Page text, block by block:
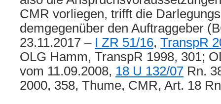
CMR vorliegen, trifft die
demgegenüber den Auftraggeber
23.11.2017 – I ZR 51/16, TranspR
OLG Hamm, TranspR 1998, 301;
vom 11.09.2008, 18 U 132/07 Rn.
2000, 358, Thume, CMR, Art. 18